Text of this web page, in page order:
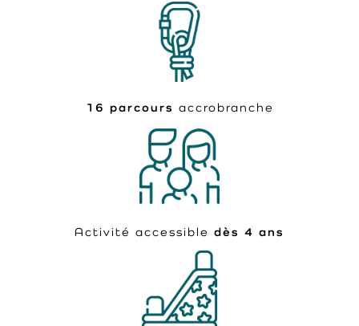
16 parcours accrobranche
Activité accessible dès 4 ans